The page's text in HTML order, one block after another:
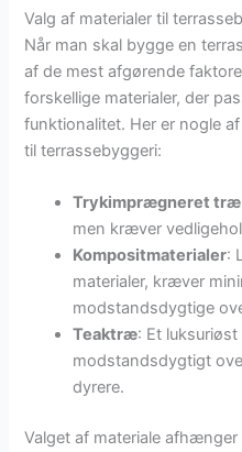
Valg af materialer til
Når man skal bygge en
af de mest afgørende
forskellige materialer, der
funktionalitet. Her er nogle
til terrassebyggeri:
Trykimprægneret træ
men kræver
Kompositmaterialer:
materialer, kræver
modstandsdygtige
Teaktræ: Et
modstandsdygtigt
dyrere.
Valget af materiale